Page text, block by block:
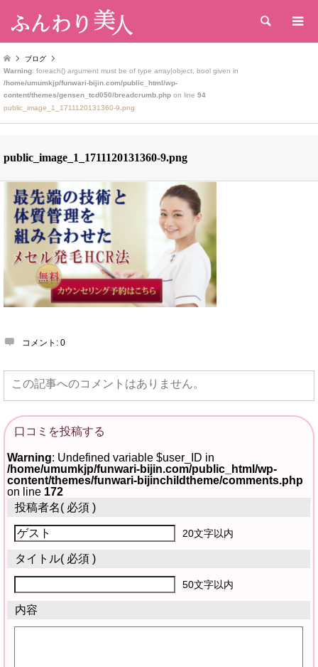
検索
ブログ
Warning: foreach() argument must be of type array|object, bool given in
/home/umumkjp/funwari-bijin.com/public_html/wp-
content/themes/gensen_tcd050/breadcrumb.php on line 94
public_image_1_1711120131360-9.png
public_image_1_1711120131360-9.png
コメント: 0
この記事へのコメントはありません。
口コミを投稿する
Warning : Undefined variable $user_ID in
/home/umumkjp/funwari-bijin.com/public_html/wp-
content/themes/funwari-bijinchildtheme/comments.php
on line 172
投稿者名( 必須 )
20文字以内
タイトル( 必須 )
50文字以内
内容